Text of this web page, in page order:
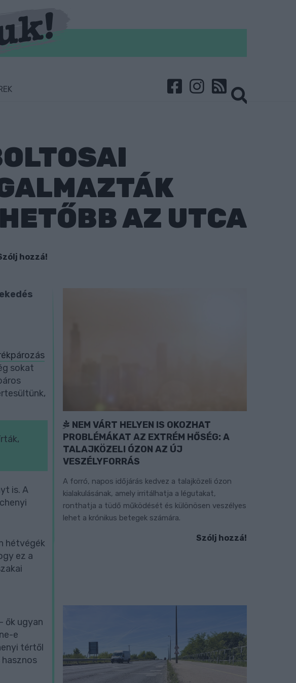
AZ UTCA
hozzá!
sokat
is. A
hétvégék
ez a
ők ugyan
e
tértől
hasznos
NEM VÁRT HELYEN IS OKOZHAT
PROBLÉMÁKAT AZ EXTRÉM HŐSÉG: A
TALAJKÖZELI ÓZON AZ ÚJ
VESZÉLYFORRÁS
A forró, napos időjárás kedvez a talajközeli ózon
kialakulásának, amely irritálhatja a légutakat,
ronthatja a tüdő működését és különösen veszélyes
lehet a krónikus betegek számára.
Szólj hozzá!